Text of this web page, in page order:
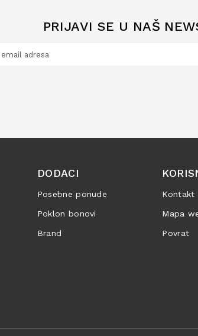
PRIJAVI SE U NAŠ
DODACI
Posebne ponude
Poklon bonovi
Brand
Kontakt
Mapa
Povrat